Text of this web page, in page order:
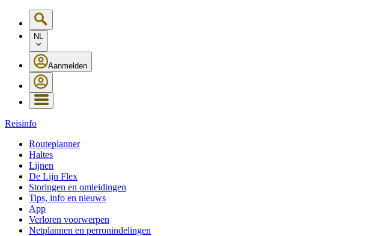
NL
Aanmelden
Reisinfo
Routeplanner
Haltes
Lijnen
De Lijn Flex
Storingen en omleidingen
Tips, info en nieuws
App
Verloren voorwerpen
Netplannen en perronindelingen